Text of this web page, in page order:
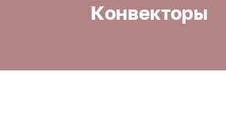
Конвекторы